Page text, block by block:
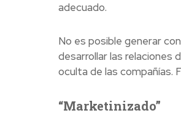
adecuado.
No es posible generar
desarrollar las relaciones
oculta de las compañías.
“Marketinizado”